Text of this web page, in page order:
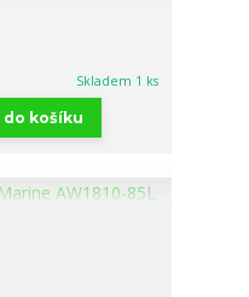
Skladem 1 ks
do košíku